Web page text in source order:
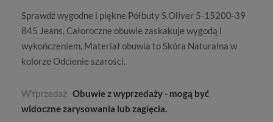
Sprawdź wygodne i piękne Półbuty S.Oliver 5-15200-39
845 Jeans, Całoroczne obuwie zaskakuje wygodą i
wykończeniem. Materiał obuwia toSkóra Naturalna w
kolorze Odcienie szarości.
WYprzedaż Obuwie z wyprzedaży - mogą być
widoczne zarysowania lub zagięcia.